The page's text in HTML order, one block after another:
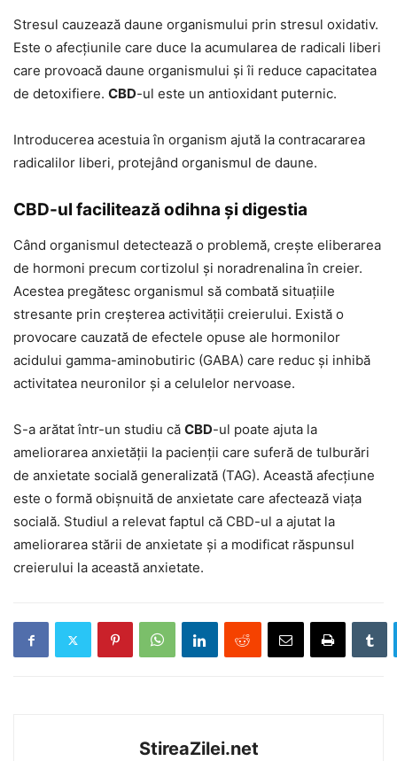
Stresul cauzează daune organismului prin stresul oxidativ.
Este o afecțiunile care duce la acumularea de radicali liberi
care provoacă daune organismului și îi reduce capacitatea
de detoxifiere. CBD-ul este un antioxidant puternic.
Introducerea acestuia în organism ajută la contracararea
radicalilor liberi, protejând organismul de daune.
CBD-ul facilitează odihna și digestia
Când organismul detectează o problemă, crește eliberarea
de hormoni precum cortizolul și noradrenalina în creier.
Acestea pregătesc organismul să combată situațiile
stresante prin creșterea activității creierului. Există o
provocare cauzată de efectele opuse ale hormonilor
acidului gamma-aminobutiric (GABA) care reduc și inhibă
activitatea neuronilor și a celulelor nervoase.
S-a arătat într-un studiu că CBD-ul poate ajuta la
ameliorarea anxietății la pacienții care suferă de tulburări
de anxietate socială generalizată (TAG). Această afecțiune
este o formă obișnuită de anxietate care afectează viața
socială. Studiul a relevat faptul că CBD-ul a ajutat la
ameliorarea stării de anxietate și a modificat răspunsul
creierului la această anxietate.
StireaZilei.net